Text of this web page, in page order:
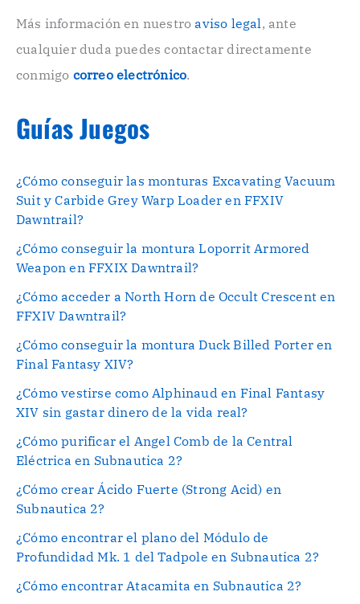
o
.
Más información en nuestroaviso legal, ante
cualquier duda puedes contactar directamente
conmigo correo electrónico.
Guías Juegos
¿Cómo conseguir las monturas Excavating Vacuum
Suit y Carbide Grey Warp Loader en FFXIV
Dawntrail?
¿Cómo conseguir la montura Loporrit Armored
Weapon en FFXIX Dawntrail?
¿Cómo acceder a North Horn de Occult Crescent en
FFXIV Dawntrail?
¿Cómo conseguir la montura Duck Billed Porter en
Final Fantasy XIV?
¿Cómo vestirse como Alphinaud en Final Fantasy
XIV sin gastar dinero de la vida real?
¿Cómo purificar el Angel Comb de la Central
Eléctrica en Subnautica 2?
¿Cómo crear Ácido Fuerte (Strong Acid) en
Subnautica 2?
¿Cómo encontrar el plano del Módulo de
Profundidad Mk. 1 del Tadpole en Subnautica 2?
¿Cómo encontrar Atacamita en Subnautica 2?